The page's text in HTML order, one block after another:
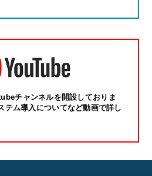
チャンネルを開設しておりま
テム導入についてなど動画で詳し